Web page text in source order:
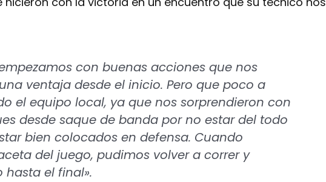
con buenas acciones que nos
ventaja desde el inicio. Pero que poco a
el equipo local, ya que nos sorprendieron con
desde saque de banda por no estar del todo
bien colocados en defensa. Cuando
del juego, pudimos volver a correr y
el final».